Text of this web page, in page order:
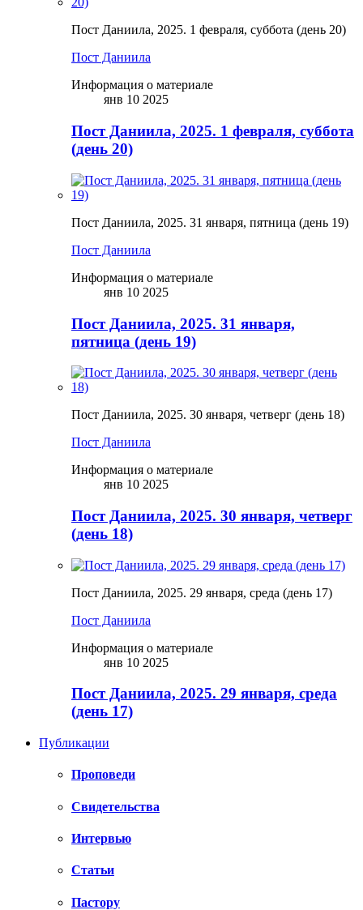
Пост Даниила, 2025. 1 февраля, суббота (день 20)
Пост Даниила
Информация о материале
янв 10 2025
Пост Даниила, 2025. 1 февраля, суббота
(день 20)
Пост Даниила, 2025. 31 января, пятница (день 19)
Пост Даниила
Информация о материале
янв 10 2025
Пост Даниила, 2025. 31 января,
пятница (день 19)
Пост Даниила, 2025. 30 января, четверг (день 18)
Пост Даниила
Информация о материале
янв 10 2025
Пост Даниила, 2025. 30 января, четверг
(день 18)
Пост Даниила, 2025. 29 января, среда (день 17)
Пост Даниила
Информация о материале
янв 10 2025
Пост Даниила, 2025. 29 января, среда
(день 17)
Публикации
Проповеди
Свидетельства
Интервью
Статьи
Пастору